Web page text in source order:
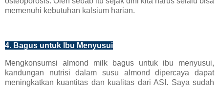
memenuhi kebutuhan kalsium harian.
4. Bagus untuk Ibu Menyusui
Mengkonsumsi almond milk bagus untuk ibu menyusui,
kandungan nutrisi dalam susu almond dipercaya dapat
meningkatkan kuantitas dan kualitas dari ASI. Saya sudah